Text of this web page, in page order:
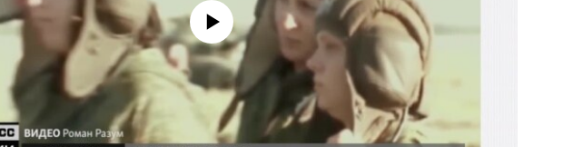
No media source currently available